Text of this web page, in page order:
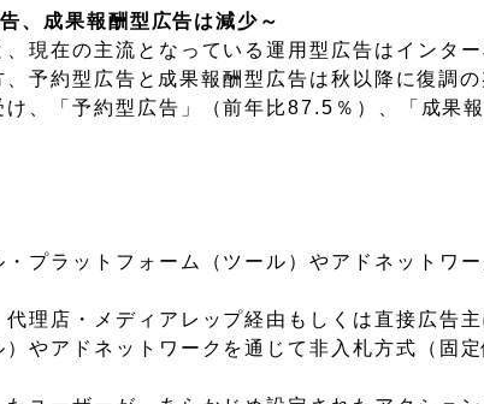
、成果報酬型広告は減少～
現在の主流となっている運用型広告はインタ
予約型広告と成果報酬型広告は秋以降に復調
、「予約型広告」（前年比87.5％）、「成果
プラットフォーム（ツール）やアドネットワ
理店・メディアレップ経由もしくは直接広告
やアドネットワークを通じて非入札方式（固